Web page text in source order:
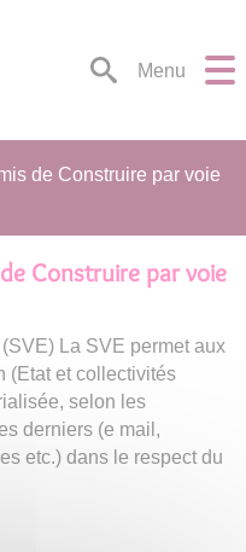
Menu
de Construire par voie
Construire par voie
La SVE permet aux
(Etat et collectivités
selon les
derniers (e mail,
etc.) dans le respect du